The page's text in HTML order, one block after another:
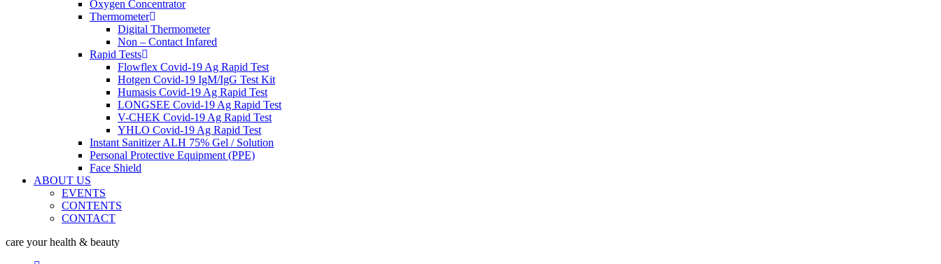
Oxygen Concentrator
Thermometer
Digital Thermometer
Non – Contact Infared
Rapid Tests
Flowflex Covid-19 Ag Rapid Test
Hotgen Covid-19 IgM/IgG Test Kit
Humasis Covid-19 Ag Rapid Test
LONGSEE Covid-19 Ag Rapid Test
V-CHEK Covid-19 Ag Rapid Test
YHLO Covid-19 Ag Rapid Test
Instant Sanitizer ALH 75% Gel / Solution
Personal Protective Equipment (PPE)
Face Shield
ABOUT US
EVENTS
CONTENTS
CONTACT
care your health & beauty